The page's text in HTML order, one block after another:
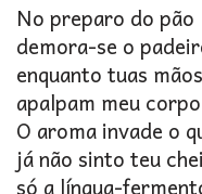
No preparo do pão
demora-se o
enquanto tuas mãos
apalpam meu
O aroma invade o
já não sinto teu
só a língua-